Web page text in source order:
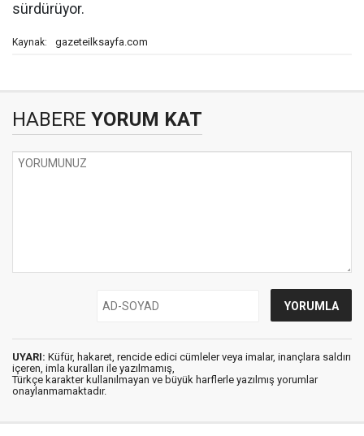
sürdürüyor.
Kaynak: gazeteilksayfa.com
HABERE YORUM KAT
UYARI: Küfür, hakaret, rencide edici cümleler veya imalar, inançlara saldırı
içeren, imla kuralları ile yazılmamış,
Türkçe karakter kullanılmayan ve büyük harflerle yazılmış yorumlar
onaylanmamaktadır.